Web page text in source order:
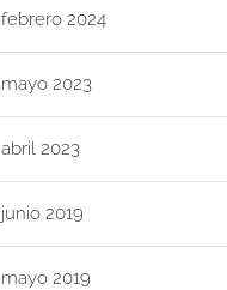
febrero 2024
mayo 2023
abril 2023
junio 2019
mayo 2019